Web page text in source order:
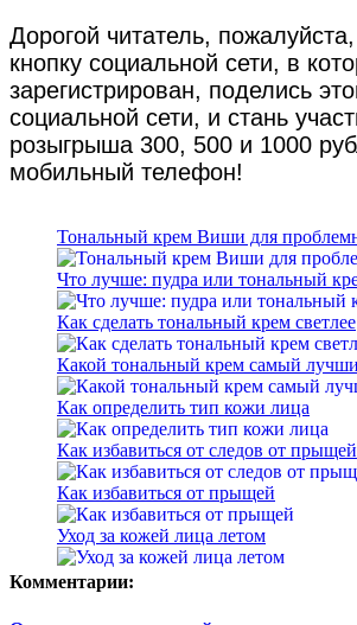
Дорогой читатель,
кнопку социальной сети, в
зарегистрирован, поделись
социальной сети, и стань
розыгрыша 300, 500 и 1000
мобильный телефон!
Тональный крем Виши для
Что лучше: пудра или тональный
Как сделать тональный крем светлее
Какой тональный крем самый
Как определить тип кожи лица
Как избавиться от следов от прыщей
Как избавиться от прыщей
Уход за кожей лица летом
Комментарии: